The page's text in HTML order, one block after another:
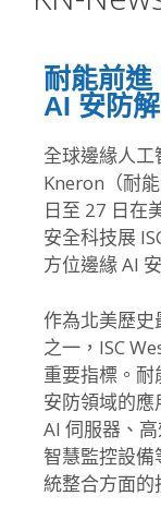
耐能前
AI 安防
全球邊緣人
Kneron（耐
日至 27 日在
安全科技展
方位邊緣 AI
作為北美歷史
之一，ISC
重要指標。
安防領域的
AI 伺服器、
智慧監控設備
統整合方面的